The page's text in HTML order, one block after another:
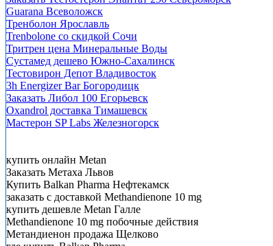
Guarana Всеволожск
Тренболон Ярославль
Trenbolone со скидкой Сочи
Тритрен цена Минеральные Воды
Сустамед дешево Южно-Сахалинск
Тестовирон Депот Владивосток
3h Energizer Bar Богородицк
Заказать Либол 100 Егорьевск
Oxandrol доставка Тимашевск
Мастерон SP Labs Железногорск
купить онлайн Metan
Заказать Метаха Львов
Купить Balkan Pharma Нефтекамск
заказать с доставкой Methandienone 10 mg
купить дешевле Metan Галле
Methandienone 10 mg побочные действия
Метандиенон продажа Щелково